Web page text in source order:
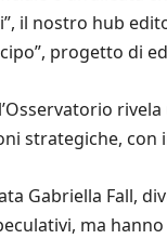
il nostro hub
progetto di
strategiche, con
Gabriella Fall,
ma